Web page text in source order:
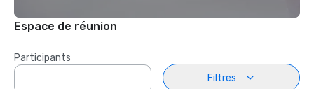
Espace de réunion
Participants
Filtres